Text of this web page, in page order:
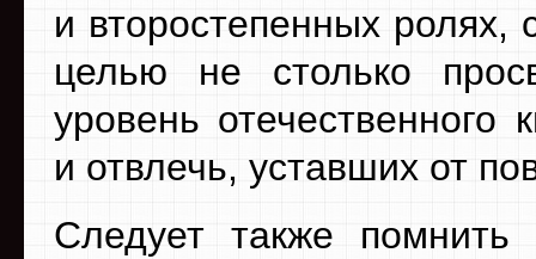
и второстепенных ролях,
целью не столько
уровень отечественного
и отвлечь, уставших от
Следует также